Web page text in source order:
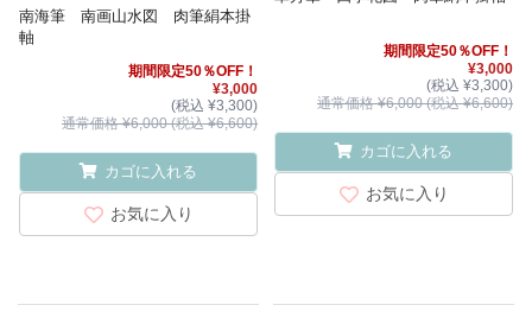
南海筆 南画山水図 肉筆絹本掛
軸
期間限定50％OFF！
¥3,000
(税込 ¥3,300)
通常価格 ¥6,000 (税込 ¥6,600)
カゴに入れる
お気に入り
期間限定50％OFF！
¥3,000
(税込 ¥3,300)
通常価格 ¥6,000 (税込 ¥6,600)
カゴに入れる
お気に入り